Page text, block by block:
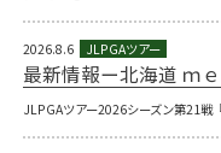
2026.8.6
最新情報ー北海道 ｍ
JLPGAツアー2026シーズン第21